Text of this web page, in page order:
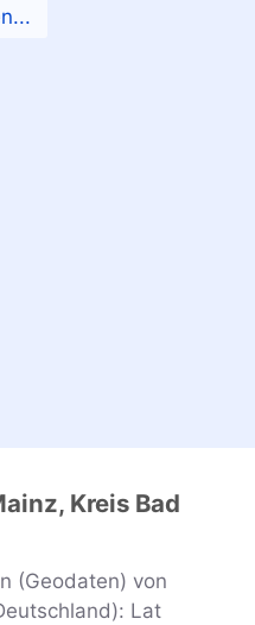
Kreis Bad
(Geodaten) von
Lat